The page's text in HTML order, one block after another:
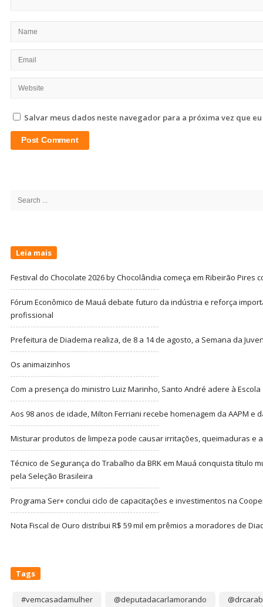
Salvar meus dados neste navegador para a próxima vez que
Search
Leia mais
Festival do Chocolate 2026 by Chocolândia começa em Ribeirão Pires
Fórum Econômico de Mauá debate futuro da indústria e reforça
profissional
Prefeitura de Diadema realiza, de 8 a 14 de agosto, a Semana da
Os animaizinhos
Com a presença do ministro Luiz Marinho, Santo André adere à
Aos 98 anos de idade, Milton Ferriani recebe homenagem da AAPM e
Misturar produtos de limpeza pode causar irritações, queimaduras e
Técnico de Segurança do Trabalho da BRK em Mauá conquista título
pela Seleção Brasileira
Programa Ser+ conclui ciclo de capacitações e investimentos na
Nota Fiscal de Ouro distribui R$ 59 mil em prêmios a moradores de
Tags
#vemcasadamulher @deputadacarlamorando